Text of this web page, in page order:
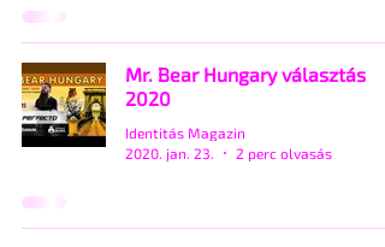
Mr. Bear Hungary választás
2020
Identitás Magazin
2020. jan. 23.
2 perc olvasás